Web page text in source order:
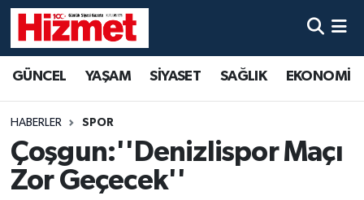
GÜNCEL YAŞAM SİYASET SAĞLIK EKONOMİ
HABERLER SPOR
Çoşgun:''Denizlispor Maçı
Zor Geçecek''
YAŞAM
SİYASET
SAĞLIK
Denizli Hava Durumu
Denizli Trafik Yoğunluk Haritası
Süper Lig Puan Durumu ve Fikstür